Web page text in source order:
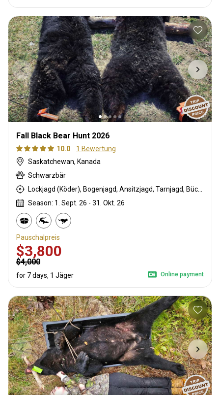
Fall Black Bear Hunt 2026
10.0
1 Bewertung
Saskatchewan, Kanada
Schwarzbär
Season: 1. Sept. 26 - 31. Okt. 26
Pauschalpreis
$3,800
$4,000
for 7 days, 1 Jäger Online payment